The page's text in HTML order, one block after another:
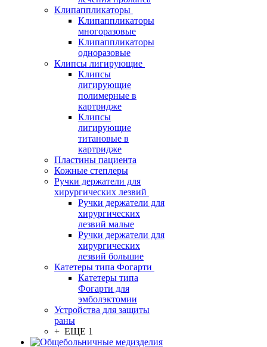
Клипаппликаторы
Клипаппликаторы
многоразовые
Клипаппликаторы
одноразовые
Клипсы лигирующие
Клипсы
лигирующие
полимерные в
картридже
Клипсы
лигирующие
титановые в
картридже
Пластины пациента
Кожные степлеры
Ручки держатели для
хирургических лезвий
Ручки держатели для
хирургических
лезвий малые
Ручки держатели для
хирургических
лезвий большие
Катетеры типа Фогарти
Катетеры типа
Фогарти для
эмболэктомии
Устройства для защиты
раны
+ ЕЩЕ 1